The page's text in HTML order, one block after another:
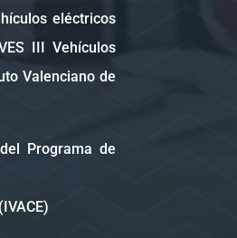
eléctricos
III Vehículos
Valenciano de
Programa de